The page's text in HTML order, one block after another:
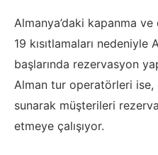
Almanya’daki kapanma
19 kısıtlamaları nedeniyle
başlarında rezervasyon
Alman tur operatörleri ise,
sunarak müşterileri
etmeye çalışıyor.